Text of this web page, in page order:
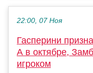
22:00, 07 Ноя
Гасперини
А в октябре,
игроком